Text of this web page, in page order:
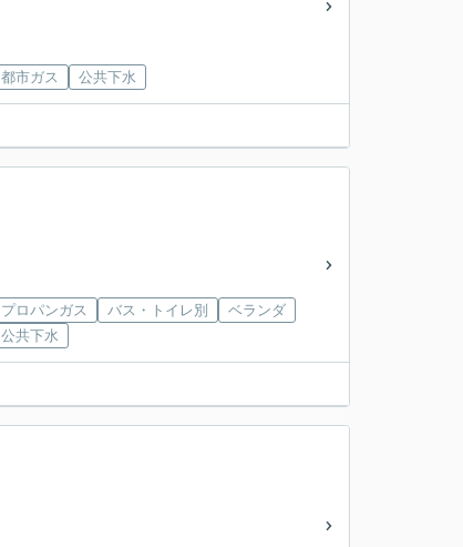
都市ガス 公共下水
プロパンガス バス・トイレ別
ベランダ
公共下水